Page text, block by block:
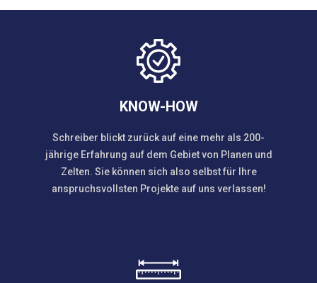
KNOW-HOW
Schreiber blickt zurück auf eine mehr als 200-
jährige Erfahrung auf dem Gebiet von Planen und
Zelten. Sie können sich also selbst für Ihre
anspruchsvollsten Projekte auf uns verlassen!